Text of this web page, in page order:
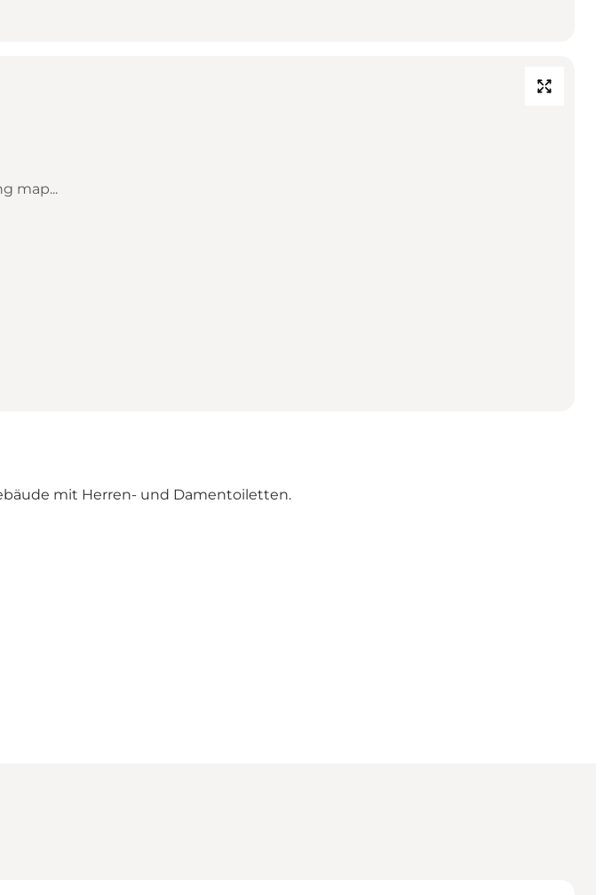
map...
mit Herren- und Damentoiletten.